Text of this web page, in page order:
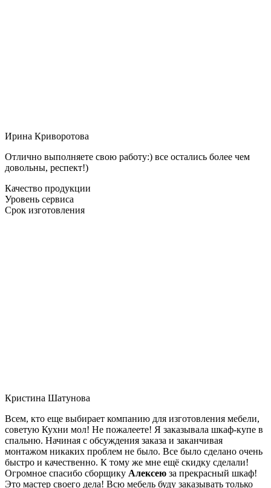
Ирина Криворотова
Отлично выполняете свою работу:) все остались более чем
довольны, респект!)
Качество продукции
Уровень сервиса
Срок изготовления
Кристина Шатунова
Всем, кто еще выбирает компанию для изготовления мебели,
советую Кухни мол! Не пожалеете! Я заказывала шкаф-купе в
спальню. Начиная с обсуждения заказа и заканчивая
монтажом никаких проблем не было. Все было сделано очень
быстро и качественно. К тому же мне ещё скидку сделали!
Огромное спасибо сборщику Алексею за прекрасный шкаф!
Это мастер своего дела! Всю мебель буду заказывать только